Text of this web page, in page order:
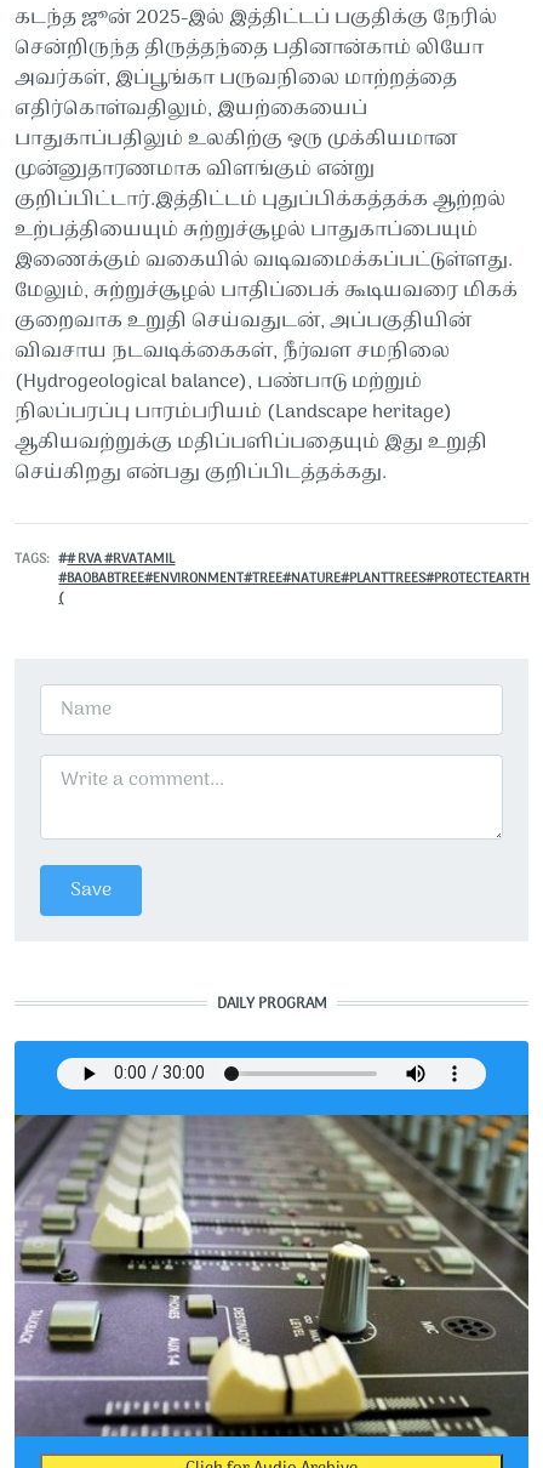
கடந்த ஜூன் 2025-இல் இத்திட்டப் பகுதிக்கு நேரில்
சென்றிருந்த திருத்தந்தை பதினான்காம் லியோ
அவர்கள், இப்பூங்கா பருவநிலை மாற்றத்தை
எதிர்கொள்வதிலும், இயற்கையைப்
பாதுகாப்பதிலும் உலகிற்கு ஒரு முக்கியமான
முன்னுதாரணமாக விளங்கும் என்று
குறிப்பிட்டார்.இத்திட்டம் புதுப்பிக்கத்தக்க ஆற்றல்
உற்பத்தியையும் சுற்றுச்சூழல் பாதுகாப்பையும்
இணைக்கும் வகையில் வடிவமைக்கப்பட்டுள்ளது.
மேலும், சுற்றுச்சூழல் பாதிப்பைக் கூடியவரை மிகக்
குறைவாக உறுதி செய்வதுடன், அப்பகுதியின்
விவசாய நடவடிக்கைகள், நீர்வள சமநிலை
(Hydrogeological balance), பண்பாடு மற்றும்
நிலப்பரப்பு பாரம்பரியம் (Landscape heritage)
ஆகியவற்றுக்கு மதிப்பளிப்பதையும் இது உறுதி
செய்கிறது என்பது குறிப்பிடத்தக்கது.
TAGS
# RVA #RVATAMIL
#BAOBABTREE#ENVIRONMENT#TREE#NATURE#PLANTTREES#PROTECTEARTH
(
DAILY PROGRAM